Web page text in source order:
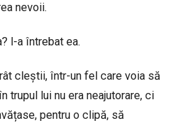
nevoii.
l-a întrebat ea.
cleștii, într-un fel care voia să
trupul lui nu era neajutorare, ci
pentru o clipă, să